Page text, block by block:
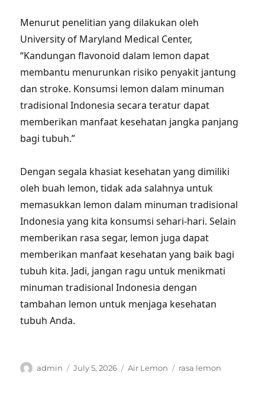
Menurut penelitian yang dilakukan oleh
University of Maryland Medical Center,
“Kandungan flavonoid dalam lemon dapat
membantu menurunkan risiko penyakit jantung
dan stroke. Konsumsi lemon dalam minuman
tradisional Indonesia secara teratur dapat
memberikan manfaat kesehatan jangka panjang
bagi tubuh.”
Dengan segala khasiat kesehatan yang dimiliki
oleh buah lemon, tidak ada salahnya untuk
memasukkan lemon dalam minuman tradisional
Indonesia yang kita konsumsi sehari-hari. Selain
memberikan rasa segar, lemon juga dapat
memberikan manfaat kesehatan yang baik bagi
tubuh kita. Jadi, jangan ragu untuk menikmati
minuman tradisional Indonesia dengan
tambahan lemon untuk menjaga kesehatan
tubuh Anda.
Author
admin
Posted
July 5, 2026 Categories
Air Lemon Tags
rasa lemon